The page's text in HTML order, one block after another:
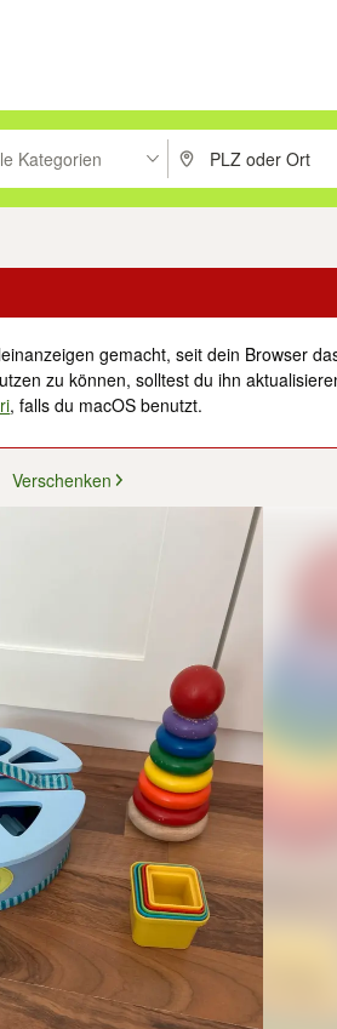
zu suchen, oder Vorschläge mit den
Kategorien PLZ oder Ort
gemacht, seit dein Browser
zu können, solltest du ihn
, falls du macOS benutzt.
Verschenken